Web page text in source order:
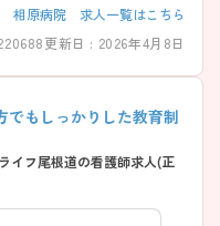
相原病院 求人一覧はこちら
更新日 : 2026年4月8日
でもしっかりした教育制
イフ尾根道の看護師求人(正